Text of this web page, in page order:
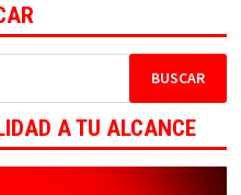
A TU ALCANCE